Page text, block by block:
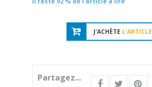
J'ACHÈTE L'ARTICLE
Partagez...